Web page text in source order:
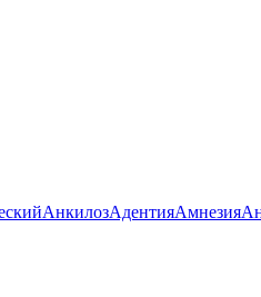
АнкилозАдентияАмнезия